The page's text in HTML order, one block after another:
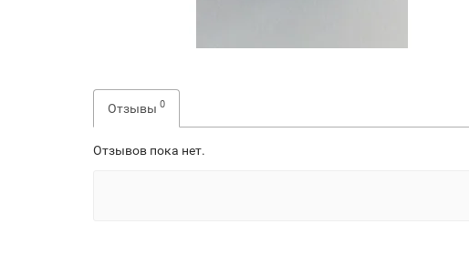
Отзывы 0
Отзывов пока нет.